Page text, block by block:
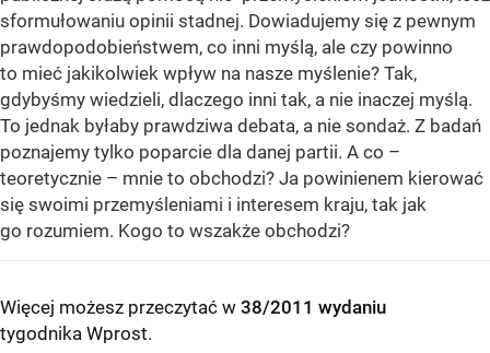
sformułowaniu opinii stadnej. Dowiadujemy się z pewnym
prawdopodobieństwem, co inni myślą, ale czy powinno
to mieć jakikolwiek wpływ na nasze myślenie? Tak,
gdybyśmy wiedzieli, dlaczego inni tak, a nie inaczej myślą.
To jednak byłaby prawdziwa debata, a nie sondaż. Z badań
poznajemy tylko poparcie dla danej partii. A co –
teoretycznie – mnie to obchodzi? Ja powinienem kierować
się swoimi przemyśleniami i interesem kraju, tak jak
go rozumiem. Kogo to wszakże obchodzi?
Więcej możesz przeczytać w 38/2011 wydaniu
tygodnika Wprost.